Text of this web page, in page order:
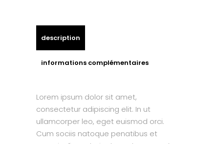
description
informations complémentaires
Lorem ipsum dolor sit amet,
consectetur adipiscing elit. In ut
ullamcorper leo, eget euismod orci.
Cum sociis natoque penatibus et